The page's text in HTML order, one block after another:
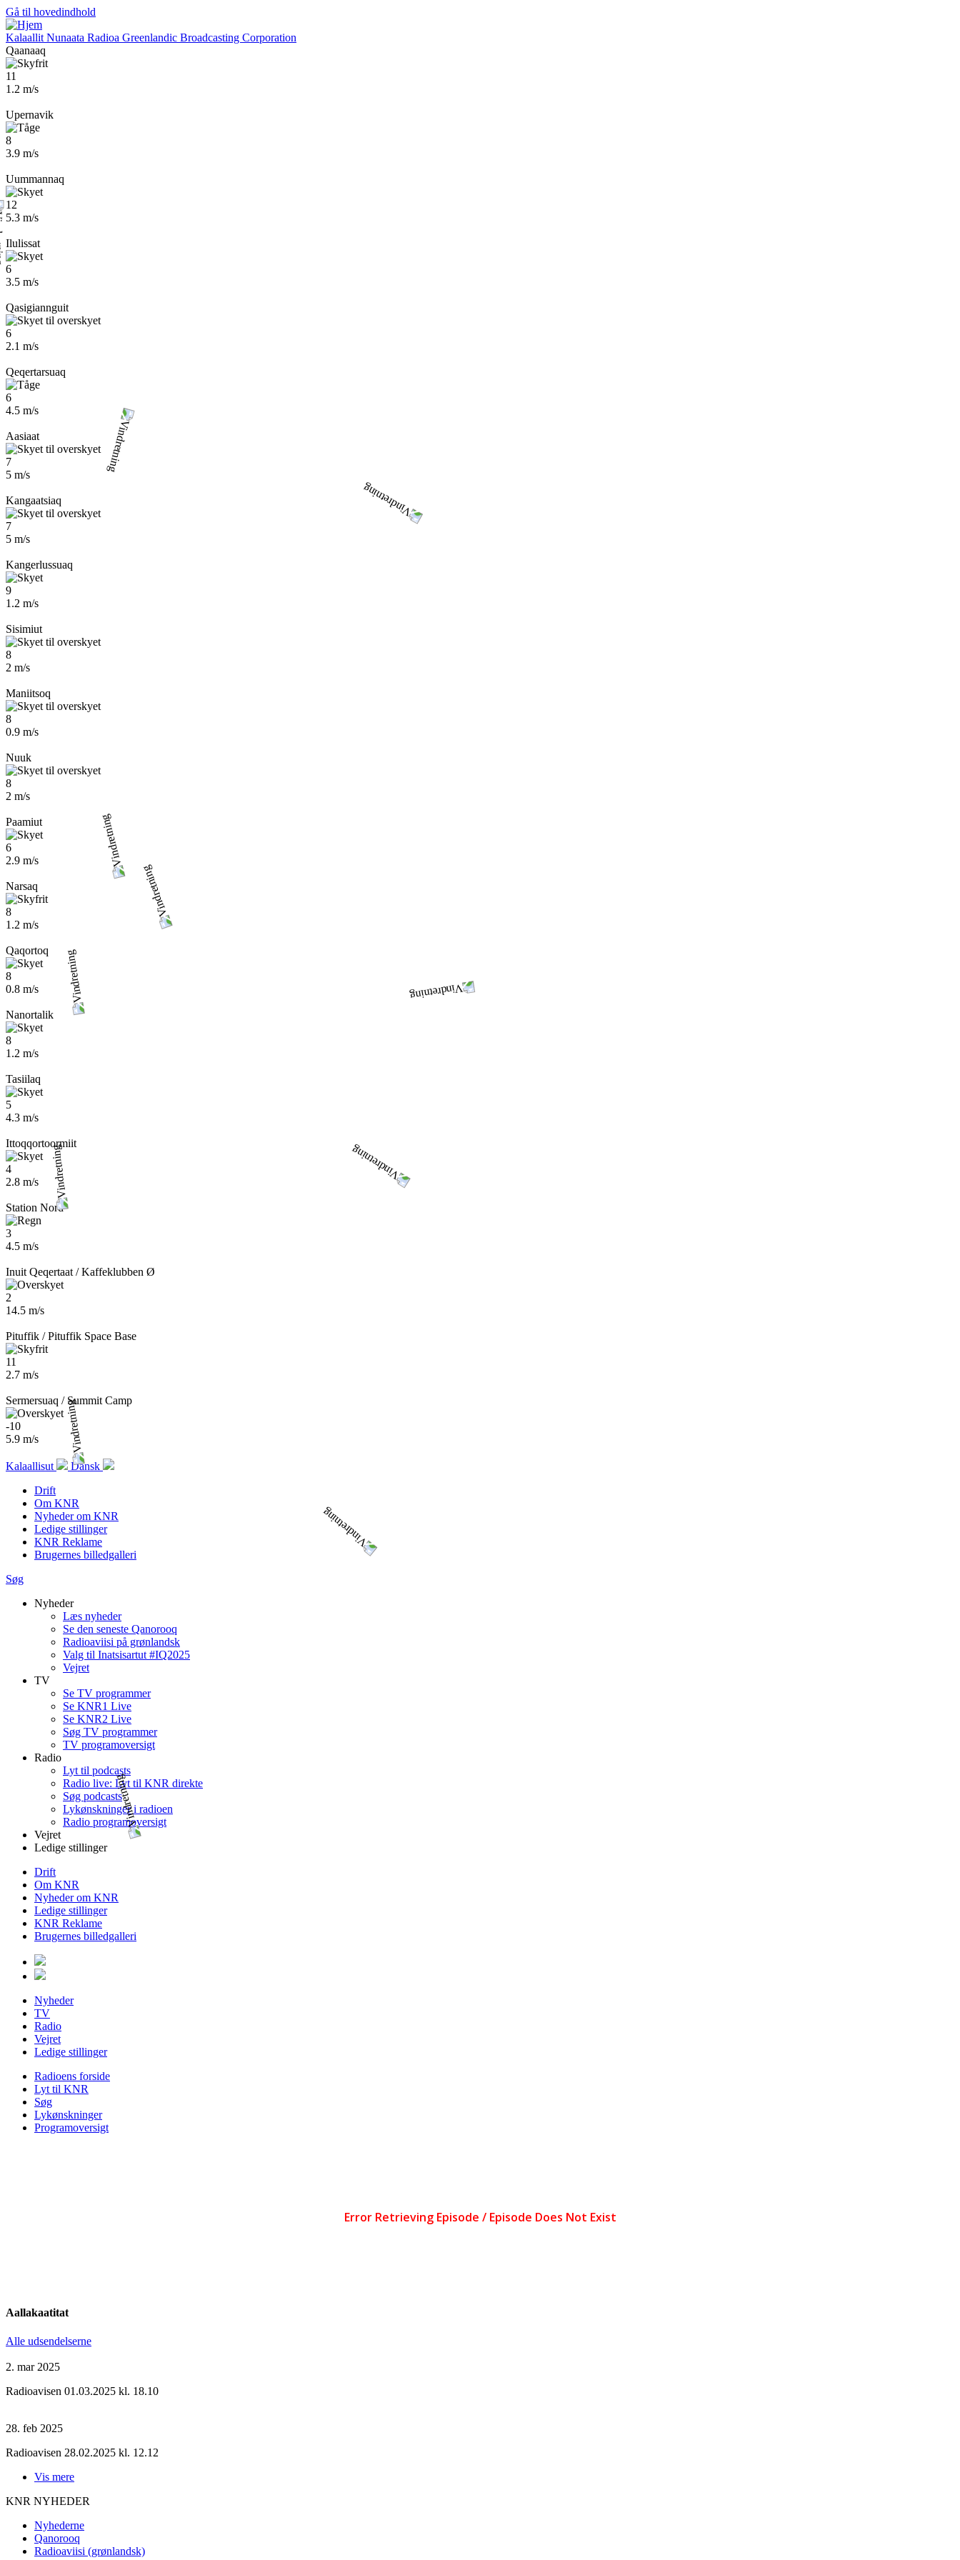
Gå til hovedindhold
Kalaallit Nunaata Radioa Greenlandic Broadcasting Corporation
Qaanaaq
11
1.2 m/s
Upernavik
8
3.9 m/s
Uummannaq
12
5.3 m/s
Ilulissat
6
3.5 m/s
Qasigiannguit
6
2.1 m/s
Qeqertarsuaq
6
4.5 m/s
Aasiaat
7
5 m/s
Kangaatsiaq
7
5 m/s
Kangerlussuaq
9
1.2 m/s
Sisimiut
8
2 m/s
Maniitsoq
8
0.9 m/s
Nuuk
8
2 m/s
Paamiut
6
2.9 m/s
Narsaq
8
1.2 m/s
Qaqortoq
8
0.8 m/s
Nanortalik
8
1.2 m/s
Tasiilaq
5
4.3 m/s
Ittoqqortoormiit
4
2.8 m/s
Station Nord
3
4.5 m/s
Inuit Qeqertaat / Kaffeklubben Ø
2
14.5 m/s
Pituffik / Pituffik Space Base
11
2.7 m/s
Sermersuaq / Summit Camp
-10
5.9 m/s
Kalaallisut
Dansk
Drift
Om KNR
Nyheder om KNR
Ledige stillinger
KNR Reklame
Brugernes billedgalleri
Søg
Nyheder
Læs nyheder
Se den seneste Qanorooq
Radioaviisi på grønlandsk
Valg til Inatsisartut #IQ2025
Vejret
TV
Se TV programmer
Se KNR1 Live
Se KNR2 Live
Søg TV programmer
TV programoversigt
Radio
Lyt til podcasts
Radio live: Lyt til KNR direkte
Søg podcasts
Lykønskninger i radioen
Radio programoversigt
Vejret
Ledige stillinger
Drift
Om KNR
Nyheder om KNR
Ledige stillinger
KNR Reklame
Brugernes billedgalleri
Nyheder
TV
Radio
Vejret
Ledige stillinger
Radioens forside
Lyt til KNR
Søg
Lykønskninger
Programoversigt
Aallakaatitat
Alle udsendelserne
2. mar 2025
Radioavisen 01.03.2025 kl. 18.10
28. feb 2025
Radioavisen 28.02.2025 kl. 12.12
Vis mere
KNR NYHEDER
Nyhederne
Qanorooq
Radioaviisi (grønlandsk)